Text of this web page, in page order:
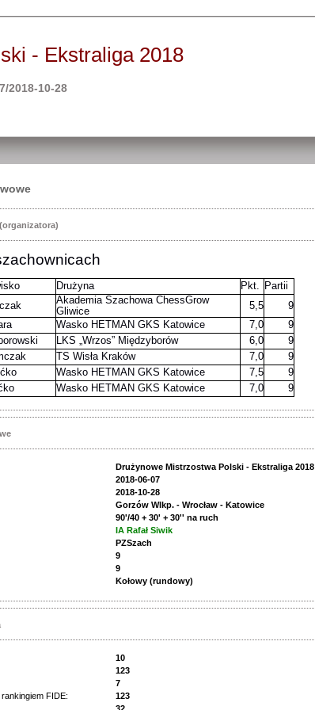
- Ekstraliga 2018
2018-10-28
Drużyna Pkt. Partii
Akademia Szachowa ChessGrow
Gliwice
5,5
9
Wasko HETMAN GKS Katowice 7,0
9
LKS „Wrzos” Międzyborów 6,0
9
TS Wisła Kraków 7,0
9
Wasko HETMAN GKS Katowice 7,5
9
Wasko HETMAN GKS Katowice 7,0 9
Drużynowe Mistrzostwa Polski - Ekstraliga 2018
2018-06-07
2018-10-28
Gorzów Wlkp. - Wrocław - Katowice
90'/40 + 30' + 30'' na ruch
IA Rafał Siwik
PZSzach
9
9
Kołowy (rundowy)
10
123
7
FIDE:
123